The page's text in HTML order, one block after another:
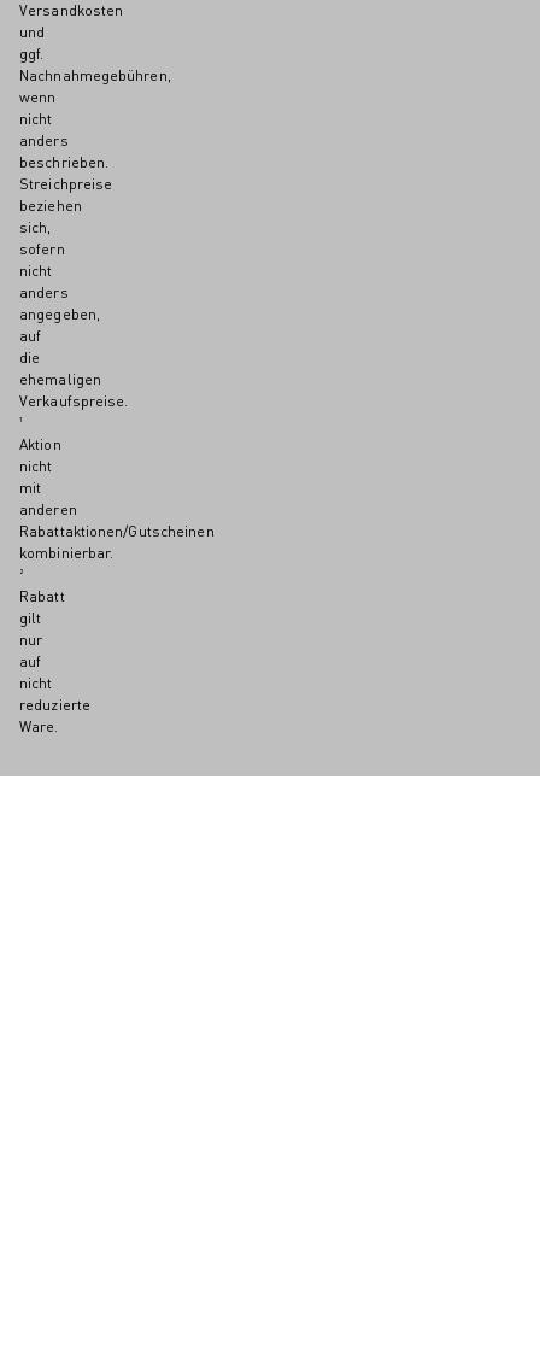
Versandkosten
und
ggf.
Nachnahmegebühren,
wenn
nicht
anders
beschrieben.
Streichpreise
beziehen
sich,
sofern
nicht
anders
angegeben,
auf
die
ehemaligen
Verkaufspreise.
¹
Aktion
nicht
mit
anderen
Rabattaktionen/Gutscheinen
kombinierbar.
²
Rabatt
gilt
nur
auf
nicht
reduzierte
Ware.